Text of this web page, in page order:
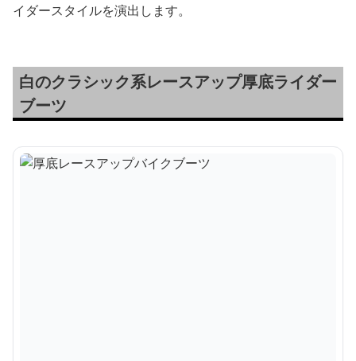
イダースタイルを演出します。
白のクラシック系レースアップ厚底ライダー
ブーツ